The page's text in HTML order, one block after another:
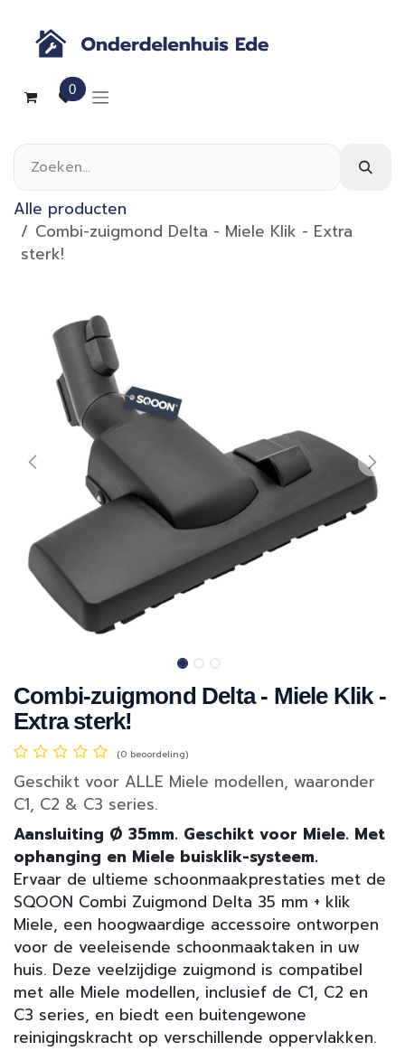
0
Alle producten
Combi-zuigmond Delta - Miele Klik - Extra
sterk!
Combi-zuigmond Delta - Miele Klik -
Extra sterk!
(0 beoordeling)
Geschikt voor ALLE Miele modellen, waaronder
C1, C2 & C3 series.
Aansluiting Ø 35mm. Geschikt voor Miele. Met
ophanging en Miele buisklik-systeem.
Ervaar de ultieme schoonmaakprestaties met de
SQOON Combi Zuigmond Delta 35 mm + klik
Miele, een hoogwaardige accessoire ontworpen
voor de veeleisende schoonmaaktaken in uw
huis. Deze veelzijdige zuigmond is compatibel
met alle Miele modellen, inclusief de C1, C2 en
C3 series, en biedt een buitengewone
reinigingskracht op verschillende oppervlakken.